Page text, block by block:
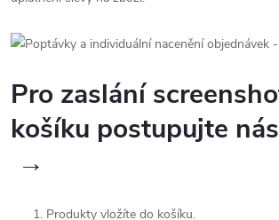
Pro zaslání
košíku postupujte
→
Produkty vložíte do košíku.